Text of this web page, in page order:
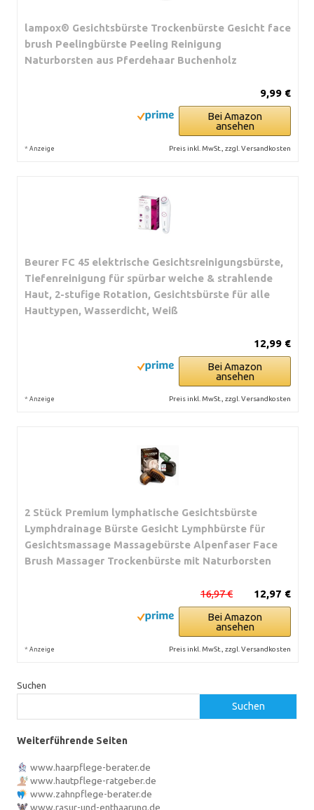
lampox® Gesichtsbürste Trockenbürste Gesicht face
brush Peelingbürste Peeling Reinigung
Naturborsten aus Pferdehaar Buchenholz
9,99 €
Bei Amazon
ansehen
* Anzeige Preis inkl. MwSt., zzgl. Versandkosten
Beurer FC 45 elektrische Gesichtsreinigungsbürste,
Tiefenreinigung für spürbar weiche & strahlende
Haut, 2-stufige Rotation, Gesichtsbürste für alle
Hauttypen, Wasserdicht, Weiß
12,99 €
Bei Amazon
ansehen
* Anzeige Preis inkl. MwSt., zzgl. Versandkosten
2 Stück Premium lymphatische Gesichtsbürste
Lymphdrainage Bürste Gesicht Lymphbürste für
Gesichtsmassage Massagebürste Alpenfaser Face
Brush Massager Trockenbürste mit Naturborsten
12,97 €
16,97 €
Bei Amazon
ansehen
* Anzeige Preis inkl. MwSt., zzgl. Versandkosten
Suchen
Suchen
Weiterführende Seiten
www.haarpflege-berater.de
www.hautpflege-ratgeber.de
www.zahnpflege-berater.de
www.rasur-und-enthaarung.de